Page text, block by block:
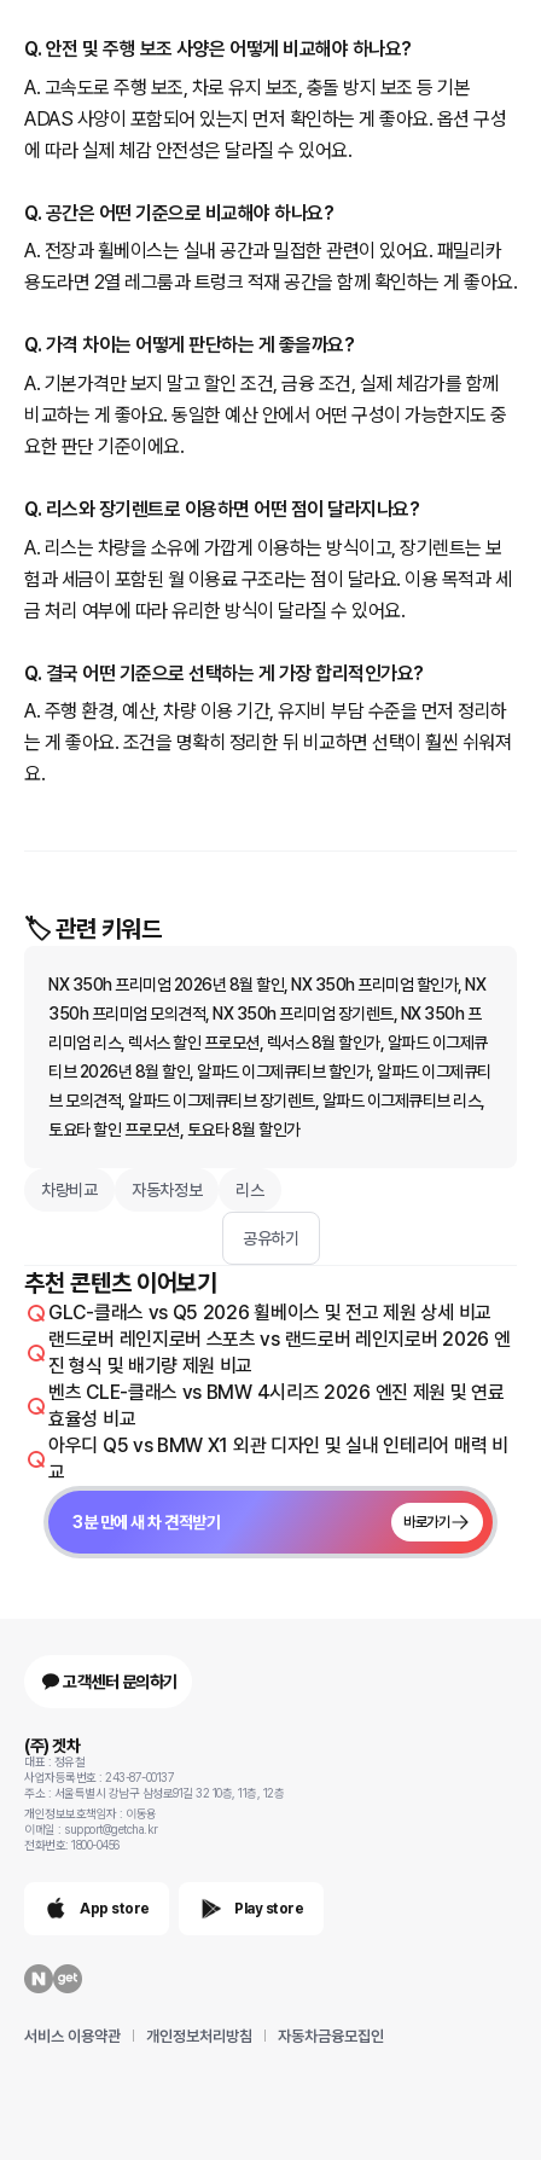
Q. 안전 및 주행 보조 사양은 어떻게 비교해야 하나요?
A. 고속도로 주행 보조, 차로 유지 보조, 충돌 방지 보조 등 기본
ADAS 사양이 포함되어 있는지 먼저 확인하는 게 좋아요. 옵션 구성
에 따라 실제 체감 안전성은 달라질 수 있어요.
Q. 공간은 어떤 기준으로 비교해야 하나요?
A. 전장과 휠베이스는 실내 공간과 밀접한 관련이 있어요. 패밀리카
용도라면 2열 레그룸과 트렁크 적재 공간을 함께 확인하는 게 좋아요.
Q. 가격 차이는 어떻게 판단하는 게 좋을까요?
A. 기본가격만 보지 말고 할인 조건, 금융 조건, 실제 체감가를 함께
비교하는 게 좋아요. 동일한 예산 안에서 어떤 구성이 가능한지도 중
요한 판단 기준이에요.
Q. 리스와 장기렌트로 이용하면 어떤 점이 달라지나요?
A. 리스는 차량을 소유에 가깝게 이용하는 방식이고, 장기렌트는 보
험과 세금이 포함된 월 이용료 구조라는 점이 달라요. 이용 목적과 세
금 처리 여부에 따라 유리한 방식이 달라질 수 있어요.
Q. 결국 어떤 기준으로 선택하는 게 가장 합리적인가요?
A. 주행 환경, 예산, 차량 이용 기간, 유지비 부담 수준을 먼저 정리하
는 게 좋아요. 조건을 명확히 정리한 뒤 비교하면 선택이 훨씬 쉬워져
요.
🏷️ 관련 키워드
NX 350h 프리미엄 2026년 8월 할인, NX 350h 프리미엄 할인가, NX
350h 프리미엄 모의견적, NX 350h 프리미엄 장기렌트, NX 350h 프
리미엄 리스, 렉서스 할인 프로모션, 렉서스 8월 할인가, 알파드 이그제큐
티브 2026년 8월 할인, 알파드 이그제큐티브 할인가, 알파드 이그제큐티
브 모의견적, 알파드 이그제큐티브 장기렌트, 알파드 이그제큐티브 리스,
토요타 할인 프로모션, 토요타 8월 할인가
차량비교 자동차정보 리스
공유하기
추천 콘텐츠 이어보기
GLC-클래스 vs Q5 2026 휠베이스 및 전고 제원 상세 비교
랜드로버 레인지로버 스포츠 vs 랜드로버 레인지로버 2026 엔
진 형식 및 배기량 제원 비교
벤츠 CLE-클래스 vs BMW 4시리즈 2026 엔진 제원 및 연료
효율성 비교
아우디 Q5 vs BMW X1 외관 디자인 및 실내 인테리어 매력 비
교
3분 만에 새 차 견적받기 바로가기
고객센터 문의하기
(주) 겟차
대표 : 정유철
사업자등록번호 : 243-87-00137
주소 : 서울특별시 강남구 삼성로91길 32 10층, 11층, 12층
개인정보보호책임자 : 이동용
이메일 : support@getcha.kr
전화번호: 1800-0456
App store Play store
서비스 이용약관 개인정보처리방침 자동차금융모집인